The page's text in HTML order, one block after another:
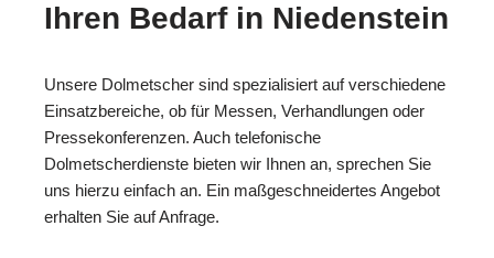
Ihren Bedarf in Niedenstein
Unsere Dolmetscher sind spezialisiert auf verschiedene
Einsatzbereiche, ob für Messen, Verhandlungen oder
Pressekonferenzen. Auch telefonische
Dolmetscherdienste bieten wir Ihnen an, sprechen Sie
uns hierzu einfach an. Ein maßgeschneidertes Angebot
erhalten Sie auf Anfrage.